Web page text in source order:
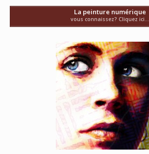
La peinture numérique
vous connaissez? Cliquez ici...